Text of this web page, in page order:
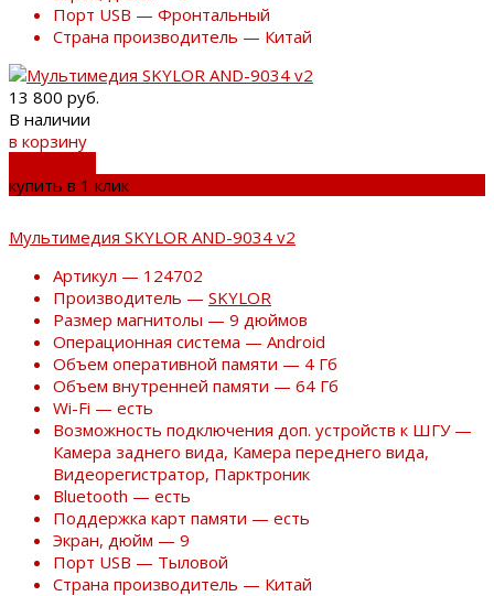
Порт USB — Фронтальный
Страна производитель — Китай
13 800 руб.
В наличии
в корзину
купить в 1 клик
Мультимедия SKYLOR AND-9034 v2
Артикул — 124702
Производитель — SKYLOR
Размер магнитолы — 9 дюймов
Операционная система — Android
Объем оперативной памяти — 4 Гб
Объем внутренней памяти — 64 Гб
Wi-Fi — есть
Возможность подключения доп. устройств к ШГУ —
Камера заднего вида, Камера переднего вида,
Видеорегистратор, Парктроник
Bluetooth — есть
Поддержка карт памяти — есть
Экран, дюйм — 9
Порт USB — Тыловой
Страна производитель — Китай